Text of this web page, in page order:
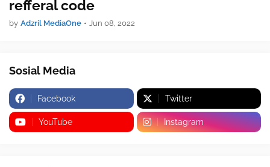
refferal code
by Adzril MediaOne • Jun 08, 2022
Sosial Media
Facebook Twitter
YouTube Instagram